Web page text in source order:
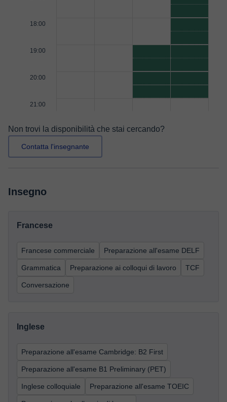
18:00
19:00
20:00
21:00
Non trovi la disponibilità che stai cercando?
Contatta l'insegnante
Insegno
Francese
Francese commerciale Preparazione all'esame DELF
Grammatica Preparazione ai colloqui di lavoro TCF
Conversazione
Inglese
Preparazione all'esame Cambridge: B2 First
Preparazione all'esame B1 Preliminary (PET)
Inglese colloquiale Preparazione all'esame TOEIC